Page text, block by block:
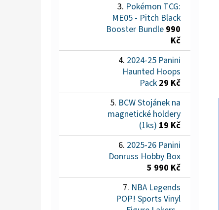
Pokémon TCG:
ME05 - Pitch Black
Booster Bundle 990
Kč
2024-25 Panini
Haunted Hoops
Pack 29 Kč
BCW Stojánek na
magnetické holdery
(1ks) 19 Kč
2025-26 Panini
Donruss Hobby Box
5 990 Kč
NBA Legends
POP! Sports Vinyl